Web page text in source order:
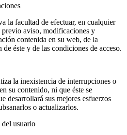
la facultad de efectuar, en cualquier
previo aviso, modificaciones y
contenida en su web, de la
éste y de las condiciones de acceso.
la inexistencia de interrupciones o
su contenido, ni que éste se
desarrollará sus mejores esfuerzos
o actualizarlos.
del usuario